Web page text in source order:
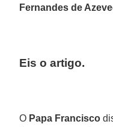
Fernandes de
Eis o artigo.
O Papa Francisco